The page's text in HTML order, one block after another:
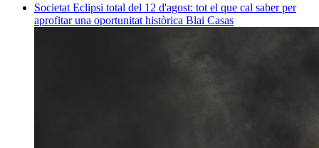
Societat Eclipsi total del 12 d'agost: tot el que cal saber per
aprofitar una oportunitat històrica Blai Casas